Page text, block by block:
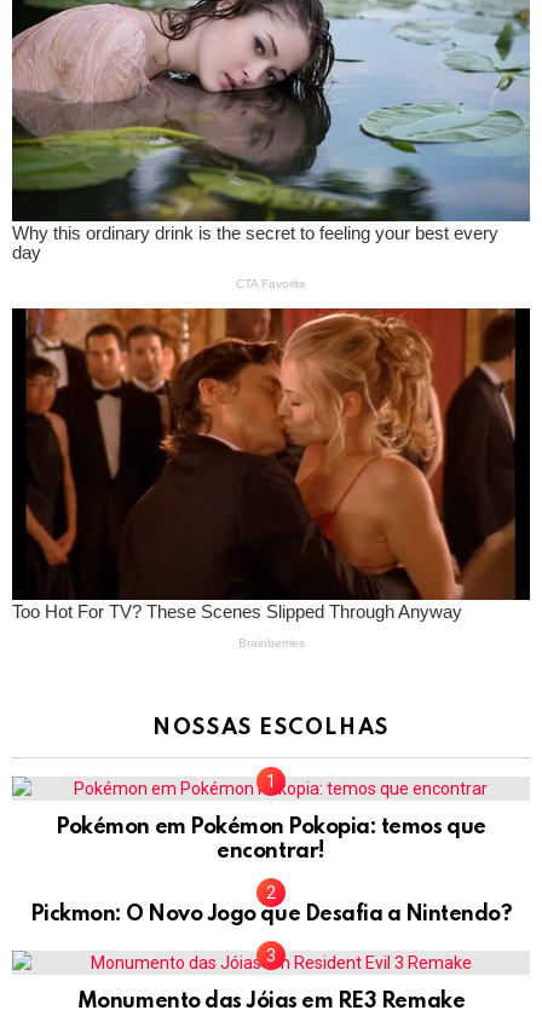
NOSSAS ESCOLHAS
Pokémon em Pokémon Pokopia: temos que
encontrar!
Pickmon: O Novo Jogo que Desafia a Nintendo?
Monumento das Jóias em RE3 Remake